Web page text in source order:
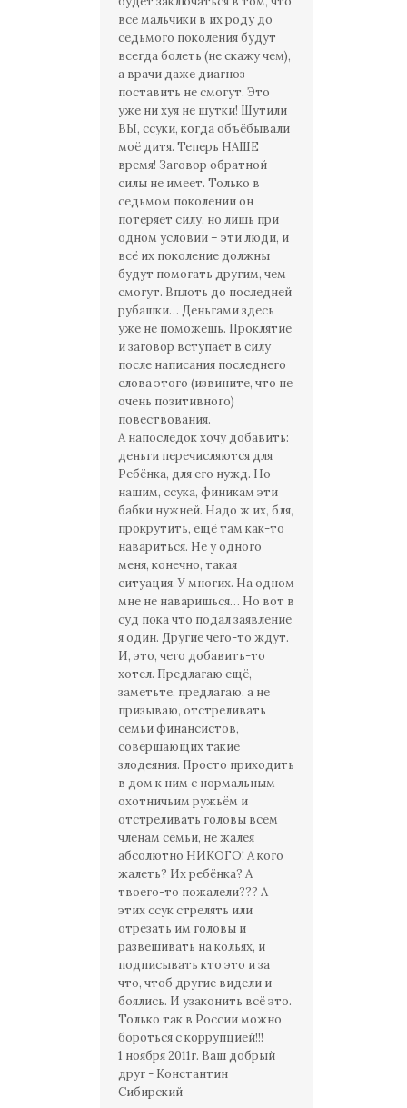
все мальчики в их роду до
седьмого поколения будут
всегда болеть (не скажу чем),
а врачи даже диагноз
поставить не смогут. Это
уже ни хуя не шутки! Шутили
ВЫ, ссуки, когда объёбывали
моё дитя. Теперь НАШЕ
время! Заговор обратной
силы не имеет. Только в
седьмом поколении он
потеряет силу, но лишь при
одном условии – эти люди, и
всё их поколение должны
будут помогать другим, чем
смогут. Вплоть до последней
рубашки… Деньгами здесь
уже не поможешь. Проклятие
и заговор вступает в силу
после написания последнего
слова этого (извините, что не
очень позитивного)
повествования.
А напоследок хочу добавить:
деньги перечисляются для
Ребёнка, для его нужд. Но
нашим, ссука, финикам эти
бабки нужней. Надо ж их, бля,
прокрутить, ещё там как-то
навариться. Не у одного
меня, конечно, такая
ситуация. У многих. На одном
мне не наваришься… Но вот в
суд пока что подал заявление
я один. Другие чего-то ждут.
И, это, чего добавить-то
хотел. Предлагаю ещё,
заметьте, предлагаю, а не
призываю, отстреливать
семьи финансистов,
совершающих такие
злодеяния. Просто приходить
в дом к ним с нормальным
охотничьим ружьём и
отстреливать головы всем
членам семьи, не жалея
абсолютно НИКОГО! А кого
жалеть? Их ребёнка? А
твоего-то пожалели??? А
этих ссук стрелять или
отрезать им головы и
развешивать на кольях, и
подписывать кто это и за
что, чтоб другие видели и
боялись. И узаконить всё это.
Только так в России можно
бороться с коррупцией!!!
1 ноября 2011г. Ваш добрый
друг - Константин
Сибирский